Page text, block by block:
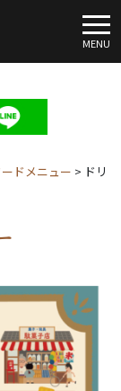
MENU
ードメニュー > ドリ